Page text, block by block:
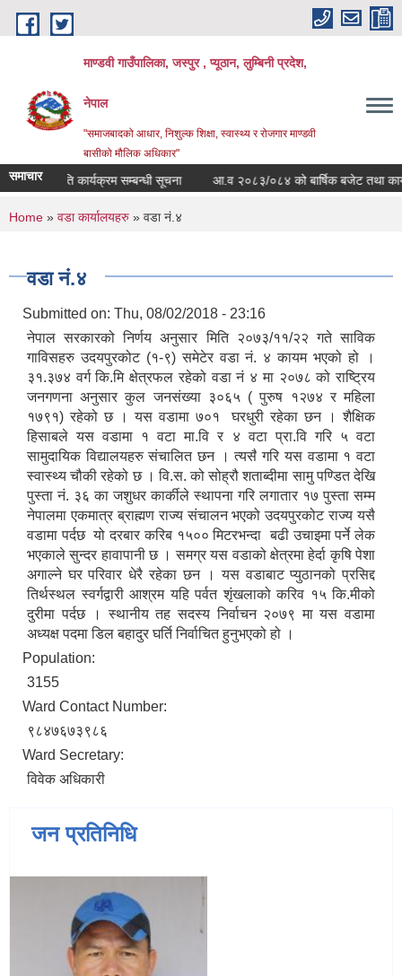
Skip to main content
माण्डवी गाउँपालिका, जस्पुर , प्यूठान, लुम्बिनी प्रदेश,
नेपाल
"समाजबादको आधार, निशुल्क शिक्षा, स्वास्थ्य र रोजगार माण्डवी
बासीको मौलिक अधिकार"
समाचार
पुष्प खेति कार्यक्रम सम्बन्धी सूचना आ.व २०८३/०८४ को बार्षिक बजेट तथा कार्यक्रम
You are here
Home » वडा कार्यालयहरु » वडा नं.४
वडा नं.४
Submitted on: Thu, 08/02/2018 - 23:16
नेपाल सरकारको निर्णय अनुसार मिति २०७३/११/२२ गते साविक
गाविसहरु उदयपुरकोट (१-९) समेटेर वडा नं. ४ कायम भएको हो ।
३१.३७४ वर्ग कि.मि क्षेत्रफल रहेको वडा नं ४ मा २०७८ को राष्ट्रिय
जनगणना अनुसार कुल जनसंख्या ३०६५ ( पुरुष १२७४ र महिला
१७९१) रहेको छ । यस वडामा ७०१ घरधुरी रहेका छन । शैक्षिक
हिसाबले यस वडामा १ वटा मा.वि र ४ वटा प्रा.वि गरि ५ वटा
सामुदायिक विद्यालयहरु संचालित छन । त्यसै गरि यस वडामा १ वटा
स्वास्थ्य चौकी रहेको छ । वि.स. को सोह्रौ शताब्दीमा सामु पण्डित देखि
पुस्ता नं. ३६ का जशुधर कार्कीले स्थापना गरि लगातार १७ पुस्ता सम्म
नेपालमा एकमात्र ब्राह्मण राज्य संचालन भएको उदयपुरकोट राज्य यसै
वडामा पर्दछ यो दरबार करिब १५०० मिटरभन्दा बढी उचाइमा पर्ने लेक
भएकाले सुन्दर हावापानी छ । समग्र यस वडाको क्षेत्रमा हेर्दा कृषि पेशा
अगाल्ने घर परिवार धेरै रहेका छन । यस वडाबाट प्युठानको प्रसिद्द
तिर्थस्थल स्वर्गद्वारी आश्रम यहि पर्वत शृंखलाको करिव १५ कि.मीको
दुरीमा पर्दछ । स्थानीय तह सदस्य निर्वाचन २०७९ मा यस वडामा
अध्यक्ष पदमा डिल बहादुर घर्ति निर्वाचित हुनुभएको हो ।
Population:
3155
Ward Contact Number:
९८४७६७३९८६
Ward Secretary:
विवेक अधिकारी
जन प्रतिनिधि